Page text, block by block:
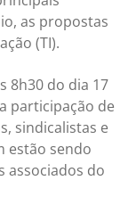
as propostas
(TI).
8h30 do dia 17
participação de
sindicalistas e
estão sendo
associados do